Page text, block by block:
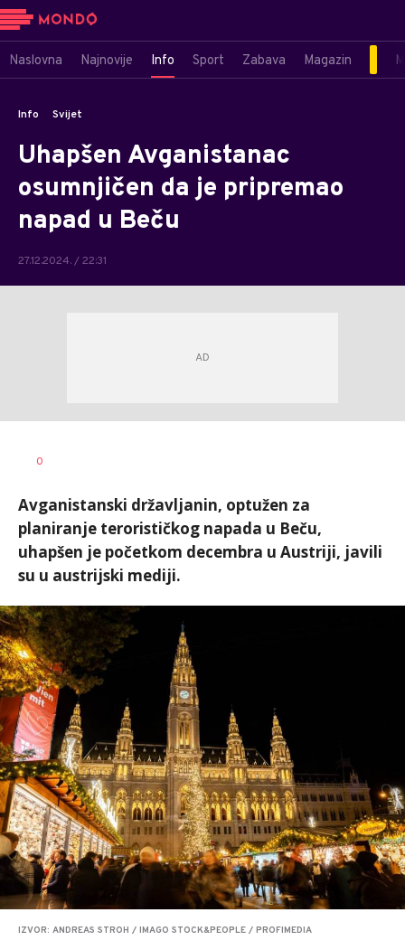
Naslovna Najnovije Info Sport Zabava Magazin
Info Svijet
Uhapšen Avganistanac
osumnjičen da je pripremao
napad u Beču
27.12.2024. / 22:31
AUTOR
0
Avganistanski državljanin, optužen za
planiranje terorističkog napada u Beču,
uhapšen je početkom decembra u Austriji, javili
su u austrijski mediji.
IZVOR: ANDREAS STROH / IMAGO STOCK&PEOPLE / PROFIMEDIA